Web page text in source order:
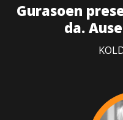
Gurasoen
da.